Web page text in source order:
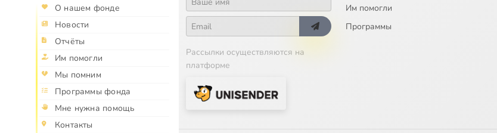
О нашем фонде
Новости
Отчёты
Им помогли
Мы помним
Программы фонда
Мне нужна помощь
Контакты
Рассылки осуществляются на
платформе
Им помогли
Программы